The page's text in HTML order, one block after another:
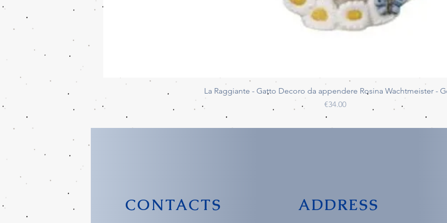
Quick View
La Raggiante - Gatto Decoro da appendere Rosina Wachtmeister -
Price
€34.00
CONTACTS ADDRESS